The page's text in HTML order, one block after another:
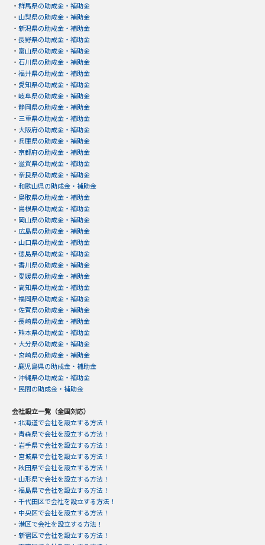
・ 群馬県の助成金・補助金
・ 山梨県の助成金・補助金
・ 新潟県の助成金・補助金
・ 長野県の助成金・補助金
・ 富山県の助成金・補助金
・ 石川県の助成金・補助金
・ 福井県の助成金・補助金
・ 愛知県の助成金・補助金
・ 岐阜県の助成金・補助金
・ 静岡県の助成金・補助金
・ 三重県の助成金・補助金
・ 大阪府の助成金・補助金
・ 兵庫県の助成金・補助金
・ 京都府の助成金・補助金
・ 滋賀県の助成金・補助金
・ 奈良県の助成金・補助金
・ 和歌山県の助成金・補助金
・ 鳥取県の助成金・補助金
・ 島根県の助成金・補助金
・ 岡山県の助成金・補助金
・ 広島県の助成金・補助金
・ 山口県の助成金・補助金
・ 徳島県の助成金・補助金
・ 香川県の助成金・補助金
・ 愛媛県の助成金・補助金
・ 高知県の助成金・補助金
・ 福岡県の助成金・補助金
・ 佐賀県の助成金・補助金
・ 長崎県の助成金・補助金
・ 熊本県の助成金・補助金
・ 大分県の助成金・補助金
・ 宮崎県の助成金・補助金
・ 鹿児島県の助成金・補助金
・ 沖縄県の助成金・補助金
・ 民間の助成金・補助金
会社設立一覧（全国対応）
・ 北海道で会社を設立する方法！
・ 青森県で会社を設立する方法！
・ 岩手県で会社を設立する方法！
・ 宮城県で会社を設立する方法！
・ 秋田県で会社を設立する方法！
・ 山形県で会社を設立する方法！
・ 福島県で会社を設立する方法！
・ 千代田区で会社を設立する方法！
・ 中央区で会社を設立する方法！
・ 港区で会社を設立する方法！
・ 新宿区で会社を設立する方法！